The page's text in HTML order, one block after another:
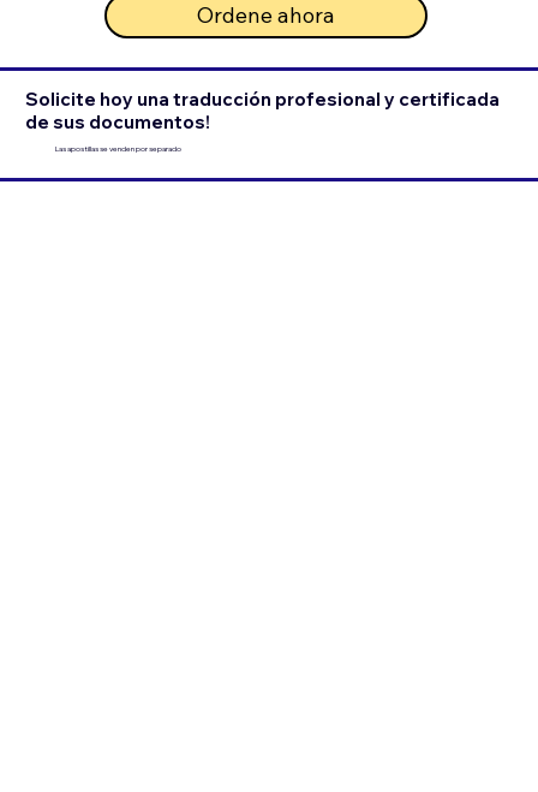
Ordene ahora
Solicite hoy una traducción profesional y certificada
de sus documentos!
Las apostillas se venden por separado